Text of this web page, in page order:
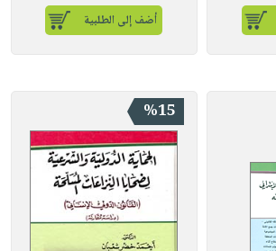
أضف إلى الطلبية
%15